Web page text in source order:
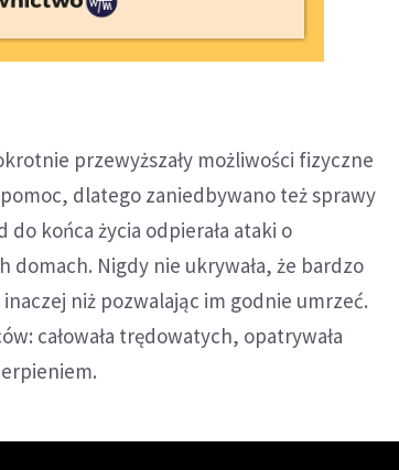
przewyższały możliwości fizyczne
dlatego zaniedbywano też sprawy
końca życia odpierała ataki o
domach. Nigdy nie ukrywała, że bardzo
niż pozwalając im godnie umrzeć.
całowała trędowatych, opatrywała